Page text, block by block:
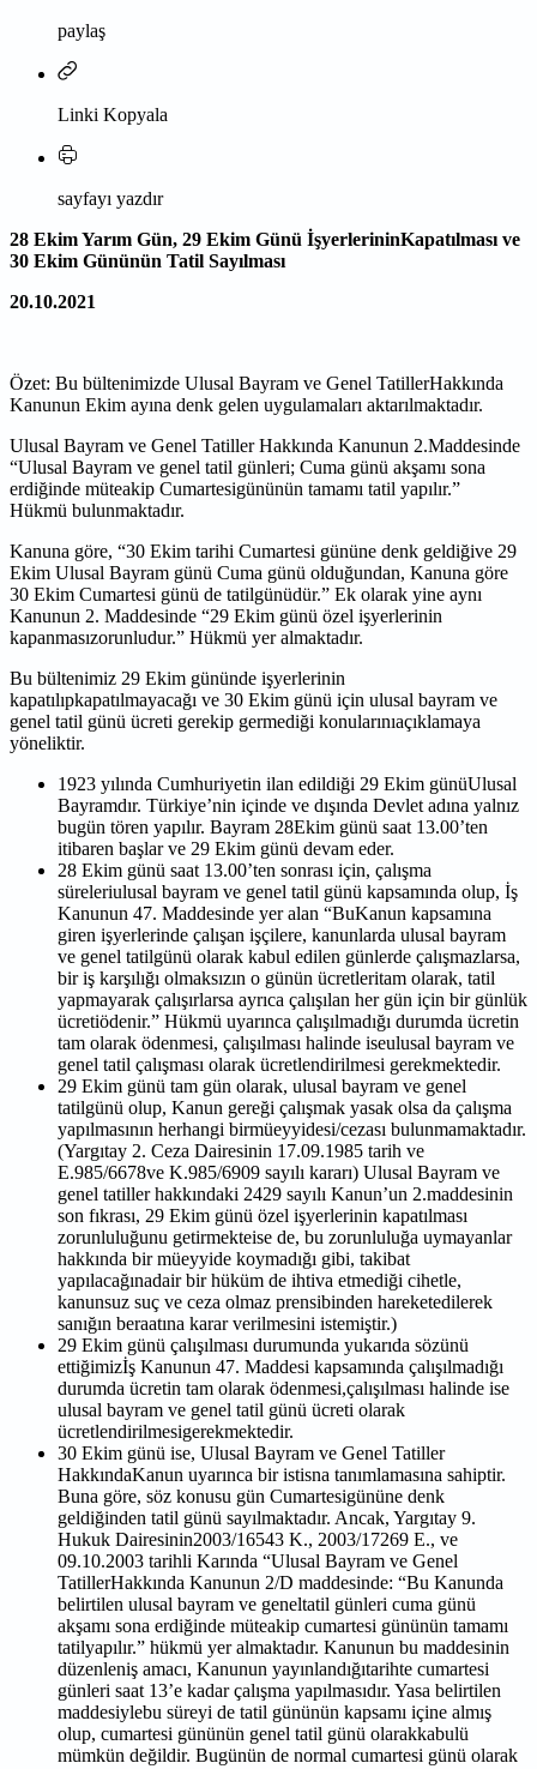
paylaş
Linki Kopyala
sayfayı yazdır
28 Ekim Yarım Gün, 29 Ekim Günü İşyerlerininKapatılması ve
30 Ekim Gününün Tatil Sayılması
20.10.2021
Özet: Bu bültenimizde Ulusal Bayram ve Genel TatillerHakkında
Kanunun Ekim ayına denk gelen uygulamaları aktarılmaktadır.
Ulusal Bayram ve Genel Tatiller Hakkında Kanunun 2.Maddesinde
“Ulusal Bayram ve genel tatil günleri; Cuma günü akşamı sona
erdiğinde müteakip Cumartesigününün tamamı tatil yapılır.”
Hükmü bulunmaktadır.
Kanuna göre, “30 Ekim tarihi Cumartesi gününe denk geldiğive 29
Ekim Ulusal Bayram günü Cuma günü olduğundan, Kanuna göre
30 Ekim Cumartesi günü de tatilgünüdür.” Ek olarak yine aynı
Kanunun 2. Maddesinde “29 Ekim günü özel işyerlerinin
kapanmasızorunludur.” Hükmü yer almaktadır.
Bu bültenimiz 29 Ekim gününde işyerlerinin
kapatılıpkapatılmayacağı ve 30 Ekim günü için ulusal bayram ve
genel tatil günü ücreti gerekip germediği konularınıaçıklamaya
yöneliktir.
1923 yılında Cumhuriyetin ilan edildiği 29 Ekim günüUlusal
Bayramdır. Türkiye’nin içinde ve dışında Devlet adına yalnız
bugün tören yapılır. Bayram 28Ekim günü saat 13.00’ten
itibaren başlar ve 29 Ekim günü devam eder.
28 Ekim günü saat 13.00’ten sonrası için, çalışma
süreleriulusal bayram ve genel tatil günü kapsamında olup, İş
Kanunun 47. Maddesinde yer alan “BuKanun kapsamına
giren işyerlerinde çalışan işçilere, kanunlarda ulusal bayram
ve genel tatilgünü olarak kabul edilen günlerde çalışmazlarsa,
bir iş karşılığı olmaksızın o günün ücretleritam olarak, tatil
yapmayarak çalışırlarsa ayrıca çalışılan her gün için bir günlük
ücretiödenir.” Hükmü uyarınca çalışılmadığı durumda ücretin
tam olarak ödenmesi, çalışılması halinde iseulusal bayram ve
genel tatil çalışması olarak ücretlendirilmesi gerekmektedir.
29 Ekim günü tam gün olarak, ulusal bayram ve genel
tatilgünü olup, Kanun gereği çalışmak yasak olsa da çalışma
yapılmasının herhangi birmüeyyidesi/cezası bulunmamaktadır.
(Yargıtay 2. Ceza Dairesinin 17.09.1985 tarih ve
E.985/6678ve K.985/6909 sayılı kararı) Ulusal Bayram ve
genel tatiller hakkındaki 2429 sayılı Kanun’un 2.maddesinin
son fıkrası, 29 Ekim günü özel işyerlerinin kapatılması
zorunluluğunu getirmekteise de, bu zorunluluğa uymayanlar
hakkında bir müeyyide koymadığı gibi, takibat
yapılacağınadair bir hüküm de ihtiva etmediği cihetle,
kanunsuz suç ve ceza olmaz prensibinden hareketedilerek
sanığın beraatına karar verilmesini istemiştir.)
29 Ekim günü çalışılması durumunda yukarıda sözünü
ettiğimizİş Kanunun 47. Maddesi kapsamında çalışılmadığı
durumda ücretin tam olarak ödenmesi,çalışılması halinde ise
ulusal bayram ve genel tatil günü ücreti olarak
ücretlendirilmesigerekmektedir.
30 Ekim günü ise, Ulusal Bayram ve Genel Tatiller
HakkındaKanun uyarınca bir istisna tanımlamasına sahiptir.
Buna göre, söz konusu gün Cumartesigününe denk
geldiğinden tatil günü sayılmaktadır. Ancak, Yargıtay 9.
Hukuk Dairesinin2003/16543 K., 2003/17269 E., ve
09.10.2003 tarihli Karında “Ulusal Bayram ve Genel
TatillerHakkında Kanunun 2/D maddesinde: “Bu Kanunda
belirtilen ulusal bayram ve geneltatil günleri cuma günü
akşamı sona erdiğinde müteakip cumartesi gününün tamamı
tatilyapılır.” hükmü yer almaktadır. Kanunun bu maddesinin
düzenleniş amacı, Kanunun yayınlandığıtarihte cumartesi
günleri saat 13’e kadar çalışma yapılmasıdır. Yasa belirtilen
maddesiylebu süreyi de tatil gününün kapsamı içine almış
olup, cumartesi gününün genel tatil günü olarakkabulü
mümkün değildir. Bugünün de normal cumartesi günü olarak